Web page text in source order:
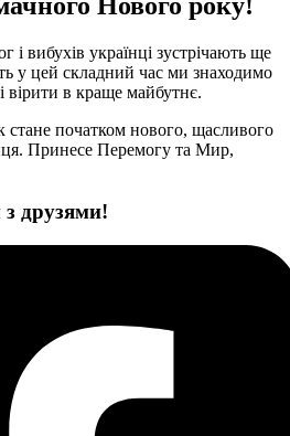
і вибухів українці зустрічають ще
у цей складний час ми знаходимо
вірити в краще майбутнє.
початком нового, щасливого
Принесе Перемогу та Мир,
з друзями!